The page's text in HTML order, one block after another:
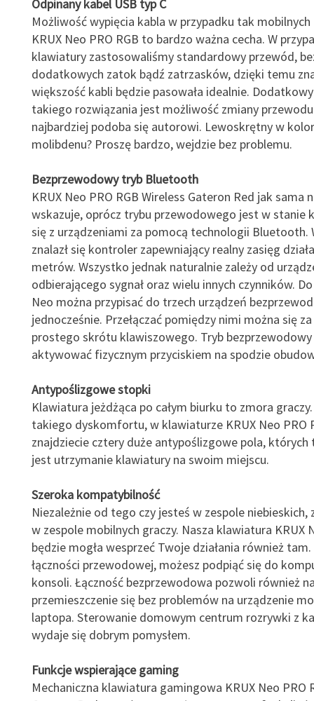
Odpinany kabel USB typ C
Możliwość wypięcia kabla w przypadku tak
KRUX Neo PRO RGB to bardzo ważna cecha. W
klawiatury zastosowaliśmy standardowy przewód,
dodatkowych zatok bądź zatrzasków, dzięki temu
większość kabli będzie pasowała idealnie.
takiego rozwiązania jest możliwość zmiany
najbardziej podoba się autorowi. Lewoskrętny w
molibdenu? Proszę bardzo, wejdzie bez problemu.
Bezprzewodowy tryb Bluetooth
KRUX Neo PRO RGB Wireless Gateron Red jak sama
wskazuje, oprócz trybu przewodowego jest w stanie
się z urządzeniami za pomocą technologii Bluetooth.
znalazł się kontroler zapewniający realny zasięg
metrów. Wszystko jednak naturalnie zależy od
odbierającego sygnał oraz wielu innych czynników.
Neo można przypisać do trzech urządzeń
jednocześnie. Przełączać pomiędzy nimi można się
prostego skrótu klawiszowego. Tryb bezprzewodowy
aktywować fizycznym przyciskiem na spodzie
Antypoślizgowe stopki
Klawiatura jeżdżąca po całym biurku to zmora
takiego dyskomfortu, w klawiaturze KRUX Neo PRO
znajdziecie cztery duże antypoślizgowe pola, których
jest utrzymanie klawiatury na swoim miejscu.
Szeroka kompatybilność
Niezależnie od tego czy jesteś w zespole niebieskich,
w zespole mobilnych graczy. Nasza klawiatura KRUX
będzie mogła wesprzeć Twoje działania również
łączności przewodowej, możesz podpiąć się do
konsoli. Łączność bezprzewodowa pozwoli również
przemieszczenie się bez problemów na urządzenie
laptopa. Sterowanie domowym centrum rozrywki z
wydaje się dobrym pomysłem.
Funkcje wspierające gaming
Mechaniczna klawiatura gamingowa KRUX Neo PRO